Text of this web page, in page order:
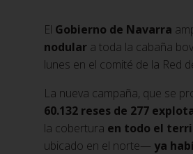
El Gobierno de Navarra
nodular a toda la cabaña
lunes en el comité de la Red
La nueva campaña, que se
60.132 reses de 277
la cobertura en todo el
ubicado en el norte— ya